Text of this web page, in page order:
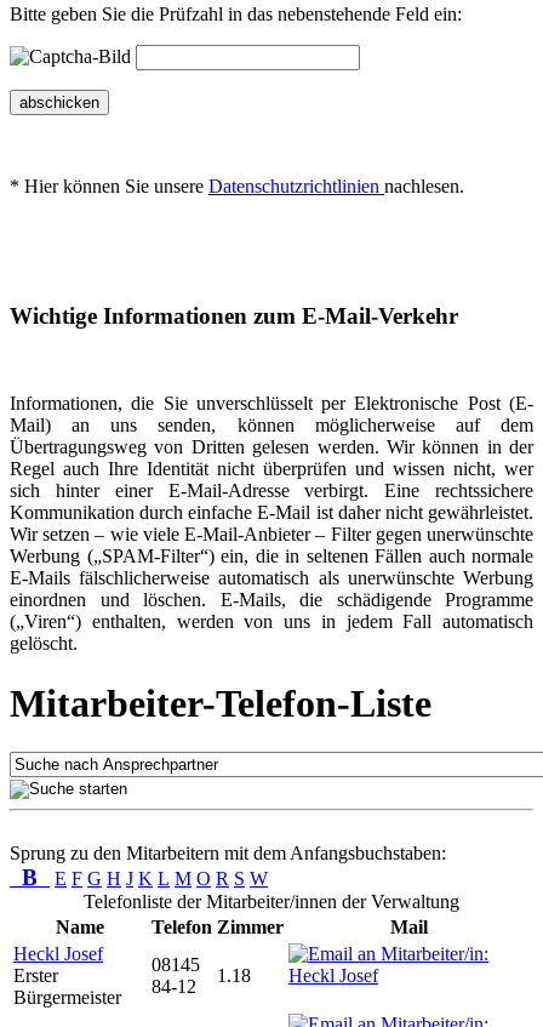
Bitte geben Sie die Prüfzahl in das nebenstehende Feld ein:
abschicken
* Hier können Sie unsere Datenschutzrichtlinien nachlesen.
Wichtige Informationen zum E-Mail-Verkehr
Informationen, die Sie unverschlüsselt per Elektronische Post (E-
Mail) an uns senden, können möglicherweise auf dem
Übertragungsweg von Dritten gelesen werden. Wir können in der
Regel auch Ihre Identität nicht überprüfen und wissen nicht, wer
sich hinter einer E-Mail-Adresse verbirgt. Eine rechtssichere
Kommunikation durch einfache E-Mail ist daher nicht gewährleistet.
Wir setzen – wie viele E-Mail-Anbieter – Filter gegen unerwünschte
Werbung („SPAM-Filter“) ein, die in seltenen Fällen auch normale
E-Mails fälschlicherweise automatisch als unerwünschte Werbung
einordnen und löschen. E-Mails, die schädigende Programme
(„Viren“) enthalten, werden von uns in jedem Fall automatisch
gelöscht.
Mitarbeiter-Telefon-Liste
Sprung zu den Mitarbeitern mit dem Anfangsbuchstaben:
B E F G H J K L M O R S W
Telefonliste der Mitarbeiter/innen der Verwaltung
Name
Telefon Zimmer
Mail
Heckl Josef
Erster
Bürgermeister
08145
84-12
1.18